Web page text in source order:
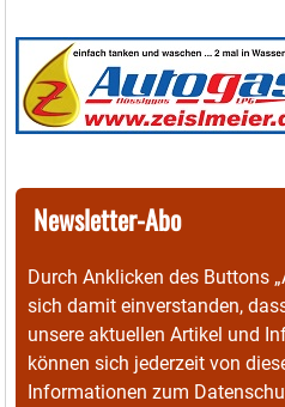
Newsletter-Abo
Durch Anklicken des Buttons
sich damit einverstanden,
unsere aktuellen Artikel und
können sich jederzeit von
Informationen zum